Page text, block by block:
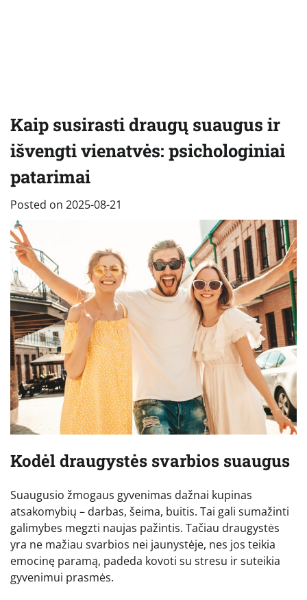
Kaip susirasti draugų suaugus ir
išvengti vienatvės: psichologiniai
patarimai
Posted on 2025-08-21
Kodėl draugystės svarbios suaugus
Suaugusio žmogaus gyvenimas dažnai kupinas
atsakomybių – darbas, šeima, buitis. Tai gali sumažinti
galimybes megzti naujas pažintis. Tačiau draugystės
yra ne mažiau svarbios nei jaunystėje, nes jos teikia
emocinę paramą, padeda kovoti su stresu ir suteikia
gyvenimui prasmės.